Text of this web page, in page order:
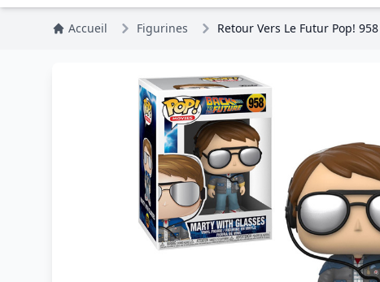
Accueil Figurines Retour Vers Le Futur Pop!